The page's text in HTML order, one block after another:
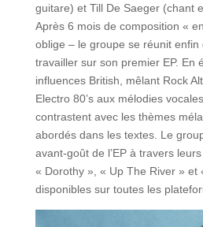
guitare) et Till De Saeger (chant
Après 6 mois de composition «
oblige – le groupe se réunit enfin
travailler sur son premier EP. En
influences British, mêlant Rock
Electro 80’s aux mélodies
contrastent avec les thèmes
abordés dans les textes. Le
avant-goût de l’EP à travers
« Dorothy », « Up The River » et
disponibles sur toutes les